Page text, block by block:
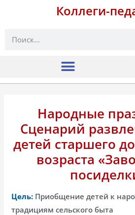
Коллеги-
Поиск
Народные
Сценарий
детей старшего
возраста
Цель: Приобщение детей к
традициям сельского быта